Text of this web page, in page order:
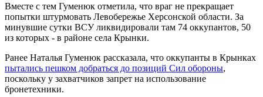
Вместе с тем Гуменюк отметила, что враг не прекращает
попытки штурмовать Левобережье Херсонской области. За
минувшие сутки ВСУ ликвидировали там 74 оккупантов, 50
из которых - в районе села Крынки.
Ранее Наталья Гуменюк рассказала, что оккупанты в Крынках
пытались пешком добраться до позиций Сил обороны,
поскольку у захватчиков запрет на использование
бронетехники.